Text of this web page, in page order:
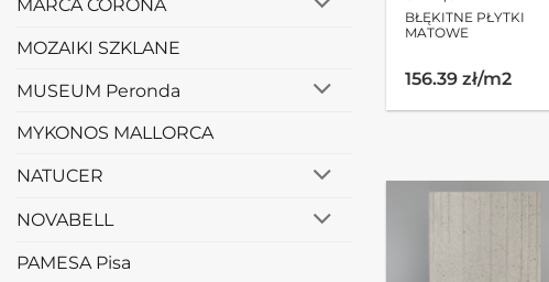
MARCA CORONA
MOZAIKI SZKLANE
MUSEUM Peronda
MYKONOS MALLORCA
NATUCER
NOVABELL
PAMESA Pisa
BŁĘKITNE PŁYTKI
MATOWE
156.39 zł/m2